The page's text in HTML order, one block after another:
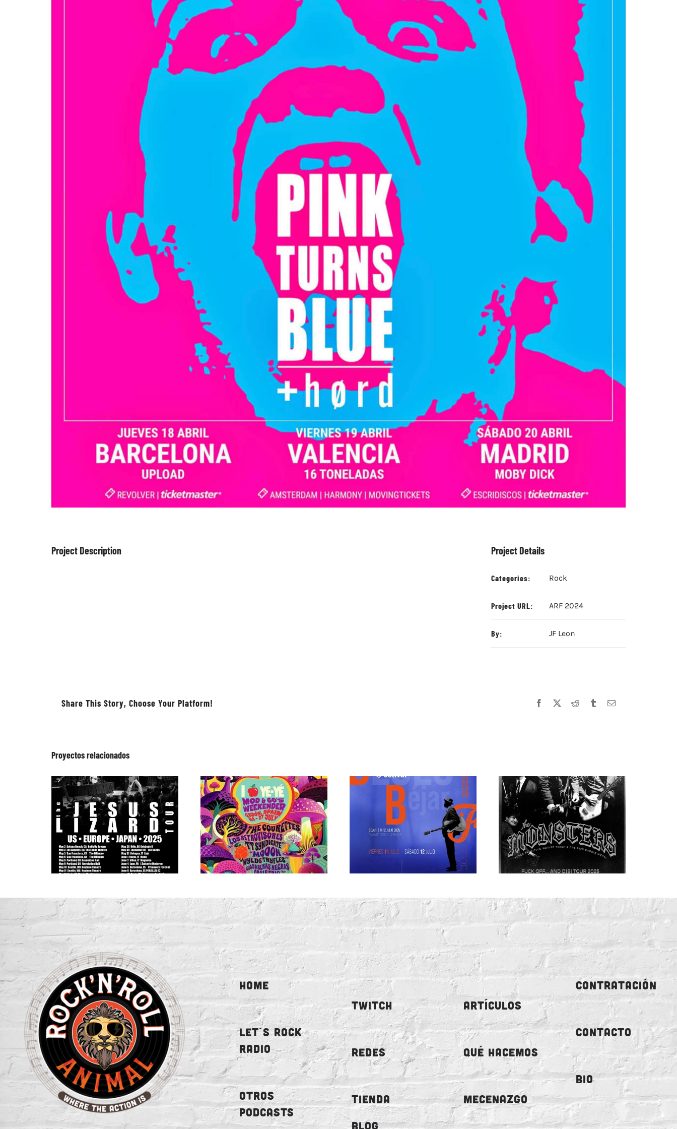
Project Description Project Details
Categories: Rock
Project URL: ARF 2024
By: JF Leon
Share This Story, Choose Your Platform! Facebook Reddit TumblrCorreo
Proyectos relacionados
HOME
LET´S ROCK
RADIO
OTROS
PODCASTS
TWITCH
REDES
TIENDA
BLOG
ARTÍCULOS
QUÉ HACEMOS
MECENAZGO
CONTRATACIÓN
CONTACTO
BIO